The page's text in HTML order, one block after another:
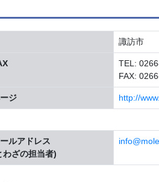
諏訪市
TEL:
FAX:
ジ http://
ルアドレス
わざの担当者)